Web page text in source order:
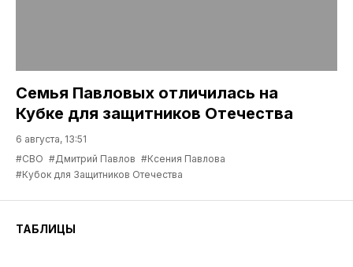
Семья Павловых отличилась на
Кубке для защитников Отечества
6 августа, 13:51
#СВО #Дмитрий Павлов #Ксения Павлова
#Кубок для Защитников Отечества
ТАБЛИЦЫ